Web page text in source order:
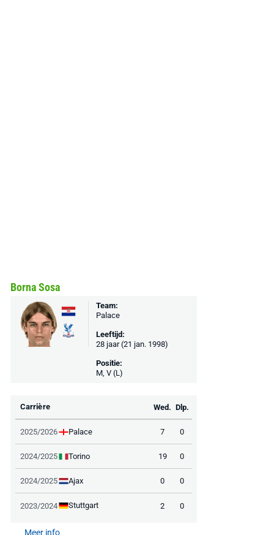
Borna Sosa
Team:
Palace
Leeftijd:
28 jaar (21 jan. 1998)
Positie:
M, V (L)
Carrière Wed. Dlp.
2025/2026 Palace 7 0
2024/2025 Torino 19 0
2024/2025 Ajax 0 0
2023/2024 Stuttgart 2 0
Meer info